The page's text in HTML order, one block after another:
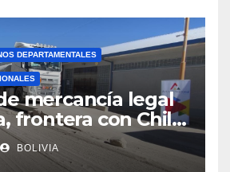
DEPARTAMENTALES
mercancía legal
frontera con Chile,
a junio de este
BOLIVIA